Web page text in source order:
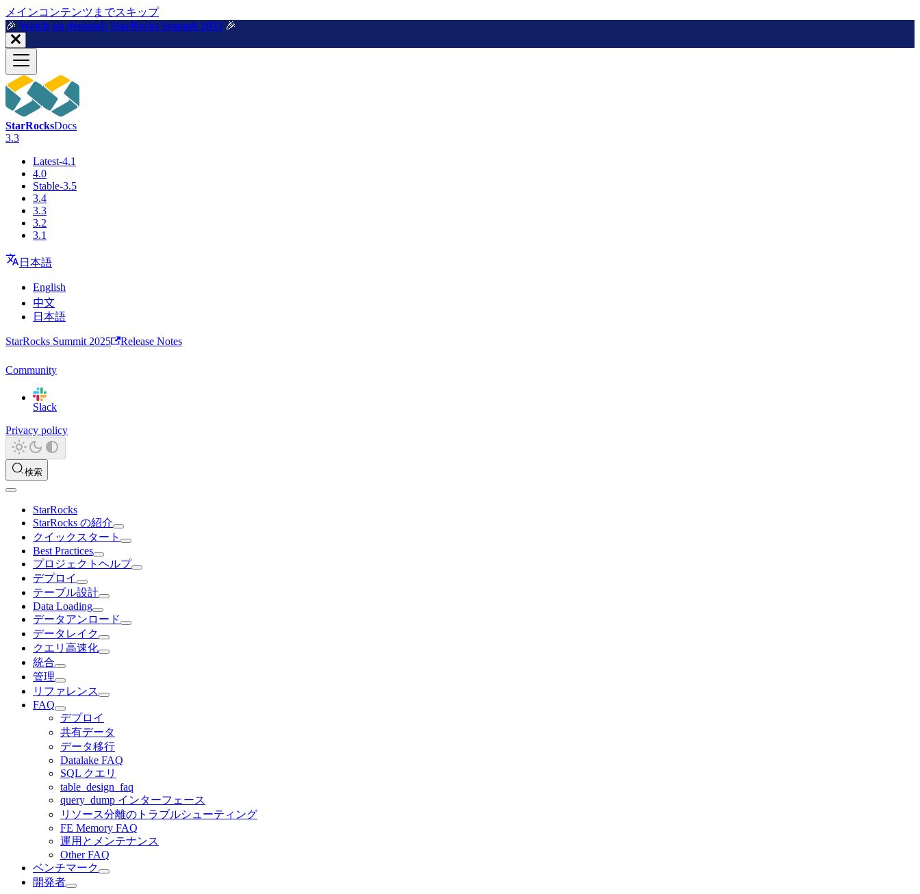
メインコンテンツまでスキップ
🎉️ Watch on demand: StarRocks Summit 2025 🎉️
StarRocksDocs
3.3
Latest-4.1
4.0
Stable-3.5
3.4
3.3
3.2
3.1
日本語
English
中文
日本語
StarRocks Summit 2025 Release Notes
Community
Slack
Privacy policy
検索
StarRocks
StarRocks の紹介
クイックスタート
Best Practices
プロジェクトヘルプ
デプロイ
テーブル設計
Data Loading
データアンロード
データレイク
クエリ高速化
統合
管理
リファレンス
FAQ
デプロイ
共有データ
データ移行
Datalake FAQ
SQL クエリ
table_design_faq
query_dump インターフェース
リソース分離のトラブルシューティング
FE Memory FAQ
運用とメンテナンス
Other FAQ
ベンチマーク
開発者